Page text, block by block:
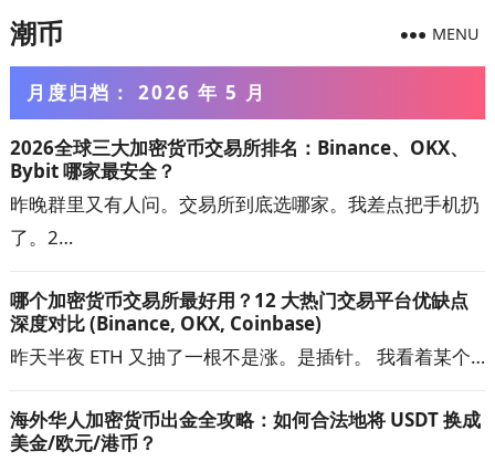
潮币 MENU
月度归档： 2026 年 5 月
2026全球三大加密货币交易所排名：Binance、OKX、
Bybit 哪家最安全？
昨晚群里又有人问。交易所到底选哪家。我差点把手机扔
了。2…
哪个加密货币交易所最好用？12 大热门交易平台优缺点
深度对比 (Binance, OKX, Coinbase)
昨天半夜 ETH 又抽了一根不是涨。是插针。 我看着某个…
海外华人加密货币出金全攻略：如何合法地将 USDT 换成
美金/欧元/港币？